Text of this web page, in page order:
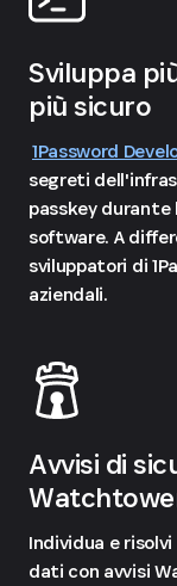
Sviluppa
più sicuro
1Password
segreti
passkey
software. A
sviluppatori di
aziendali.
Avvisi di
Individua e
dati con avvisi